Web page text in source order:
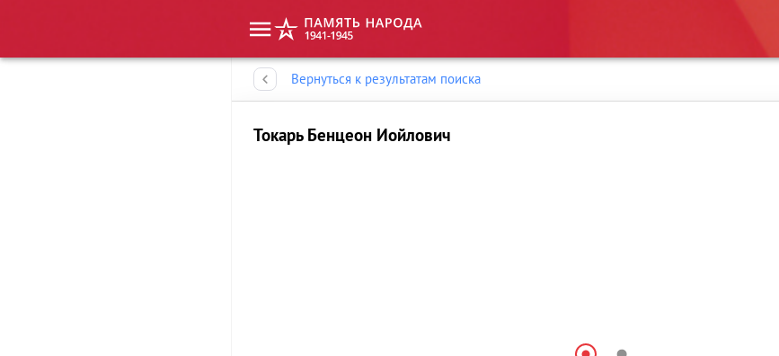
Вернуться к результатам поиска
Токарь Бенцеон Иойлович